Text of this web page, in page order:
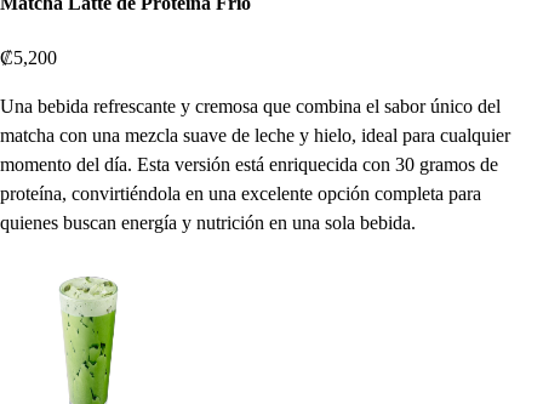
₡5,200
Una bebida refrescante y cremosa que combina el sabor único del
matcha con una mezcla suave de leche y hielo, ideal para cualquier
momento del día. Esta versión está enriquecida con 30 gramos de
proteína, convirtiéndola en una excelente opción completa para
quienes buscan energía y nutrición en una sola bebida.